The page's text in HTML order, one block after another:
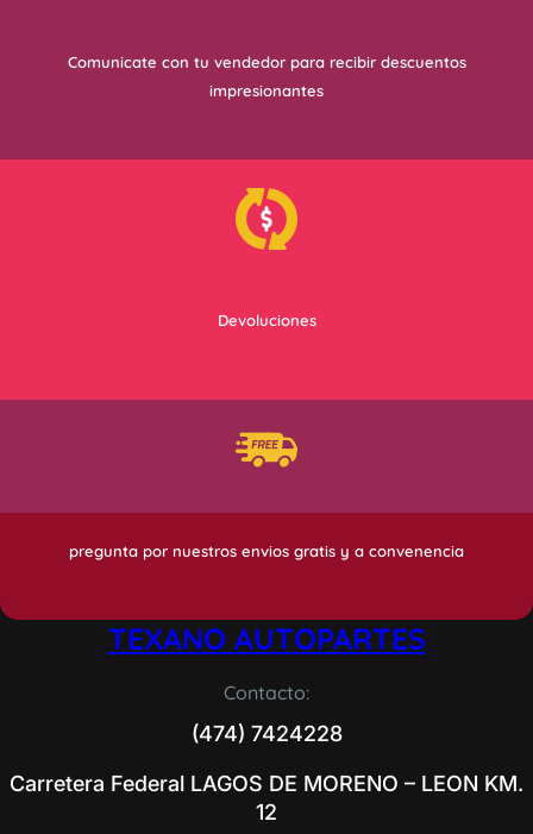
Comunicate con tu vendedor para recibir descuentos
impresionantes
Devoluciones
pregunta por nuestros envios gratis y a convenencia
TEXANO AUTOPARTES
Contacto:
(474) 7424228
Carretera Federal LAGOS DE MORENO – LEON KM.
12